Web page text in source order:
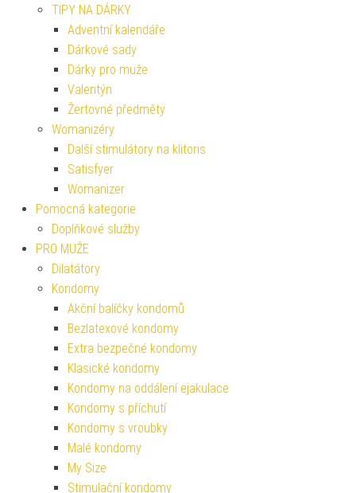
TIPY NA DÁRKY
Adventní kalendáře
Dárkové sady
Dárky pro muže
Valentýn
Žertovné předměty
Womanizéry
Další stimulátory na klitoris
Satisfyer
Womanizer
Pomocná kategorie
Doplňkové služby
PRO MUŽE
Dilatátory
Kondomy
Akční balíčky kondomů
Bezlatexové kondomy
Extra bezpečné kondomy
Klasické kondomy
Kondomy na oddálení ejakulace
Kondomy s příchutí
Kondomy s vroubky
Malé kondomy
My Size
Stimulační kondomy